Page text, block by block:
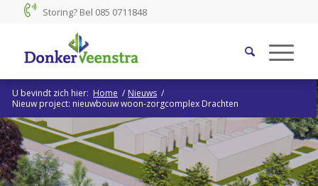
Storing? Bel 085 0711848
U bevindt zich hier: Home / Nieuws /
Nieuw project: nieuwbouw woon-zorgcomplex Drachten